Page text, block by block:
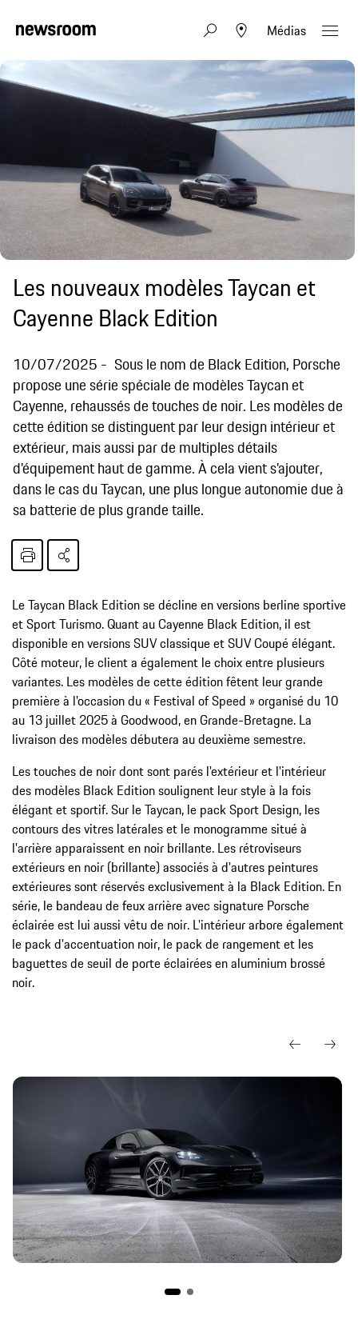
Médias
Les nouveaux modèles Taycan et
Cayenne Black Edition
10/07/2025
Sous le nom de Black Edition, Porsche
propose une série spéciale de modèles Taycan et
Cayenne, rehaussés de touches de noir. Les modèles de
cette édition se distinguent par leur design intérieur et
extérieur, mais aussi par de multiples détails
d'équipement haut de gamme. À cela vient s'ajouter,
dans le cas du Taycan, une plus longue autonomie due à
sa batterie de plus grande taille.
Le Taycan Black Edition se décline en versions berline sportive
et Sport Turismo. Quant au Cayenne Black Edition, il est
disponible en versions SUV classique et SUV Coupé élégant.
Côté moteur, le client a également le choix entre plusieurs
variantes. Les modèles de cette édition fêtent leur grande
première à l'occasion du « Festival of Speed » organisé du 10
au 13 juillet 2025 à Goodwood, en Grande-Bretagne. La
livraison des modèles débutera au deuxième semestre.
Les touches de noir dont sont parés l'extérieur et l'intérieur
des modèles Black Edition soulignent leur style à la fois
élégant et sportif. Sur le Taycan, le pack Sport Design, les
contours des vitres latérales et le monogramme situé à
l'arrière apparaissent en noir brillante. Les rétroviseurs
extérieurs en noir (brillante) associés à d'autres peintures
extérieures sont réservés exclusivement à la Black Edition. En
série, le bandeau de feux arrière avec signature Porsche
éclairée est lui aussi vêtu de noir. L'intérieur arbore également
le pack d'accentuation noir, le pack de rangement et les
baguettes de seuil de porte éclairées en aluminium brossé
noir.